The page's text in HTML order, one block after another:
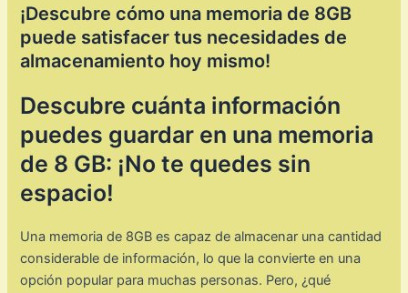
¡Descubre cómo una memoria de 8GB
puede satisfacer tus necesidades de
almacenamiento hoy mismo!
Descubre cuánta información
puedes guardar en una memoria
de 8 GB: ¡No te quedes sin
espacio!
Una memoria de 8GB es capaz de almacenar una cantidad
considerable de información, lo que la convierte en una
opción popular para muchas personas. Pero, ¿qué